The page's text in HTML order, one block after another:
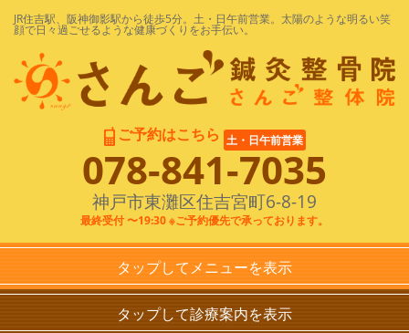
JR住吉駅、阪神御影駅から徒歩5分。土・日午前営業。太陽のような明るい笑
顔で日々過ごせるような健康づくりをお手伝い。
ご予約はこちら 土・日午前営業
078-841-7035
神戸市東灘区住吉宮町6-8-19
最終受付 〜19:30 ※ご予約優先で承っております。
タップしてメニューを表示
タップして診療案内を表示